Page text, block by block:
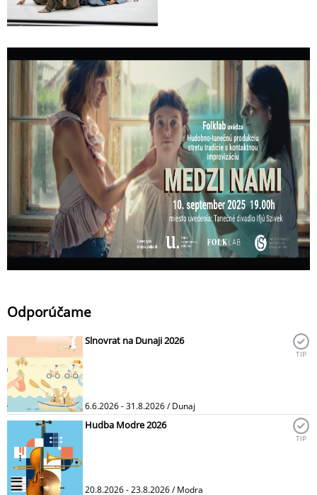
Odporúčame
Slnovrat na Dunaji 2026
6.6.2026 - 31.8.2026 / Dunaj
TIP
Hudba Modre 2026
20.8.2026 - 23.8.2026 / Modra
TIP